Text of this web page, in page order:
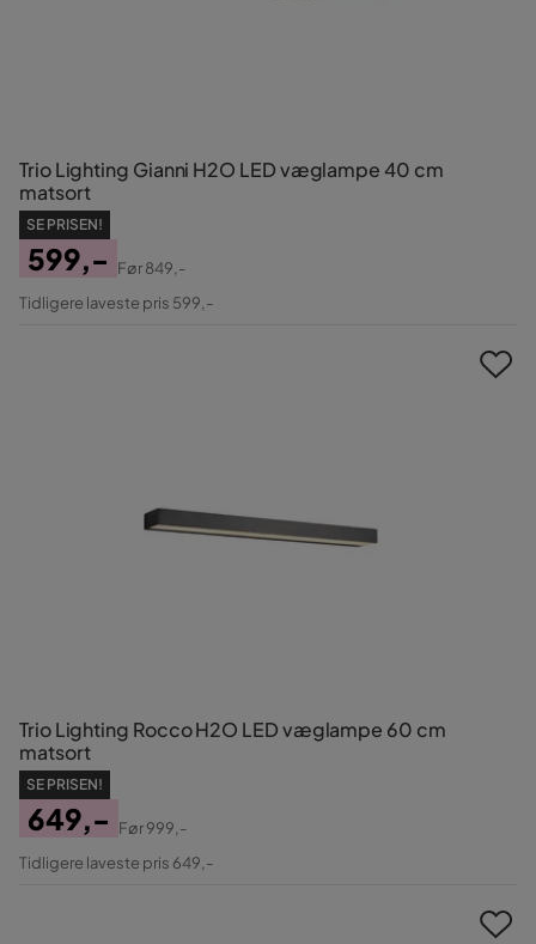
Trio Lighting Gianni H2O LED væglampe 40 cm
matsort
SE PRISEN!
Pris
599,-
Original
Før849,-
Tidligere laveste pris 599,-
Trio Lighting Rocco H2O LED væglampe 60 cm
matsort
SE PRISEN!
Pris
649,-
Original
Før999,-
Tidligere laveste pris 649,-